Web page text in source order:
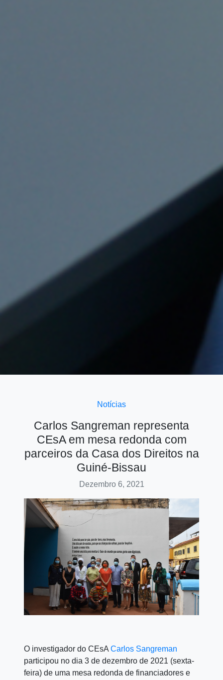
Notícias
Carlos Sangreman representa
CEsA em mesa redonda com
parceiros da Casa dos Direitos na
Guiné-Bissau
Dezembro 6, 2021
O investigador do CEsACarlos Sangreman
participou no dia 3 de dezembro de 2021 (sexta-
feira) de uma mesa redonda de financiadores e